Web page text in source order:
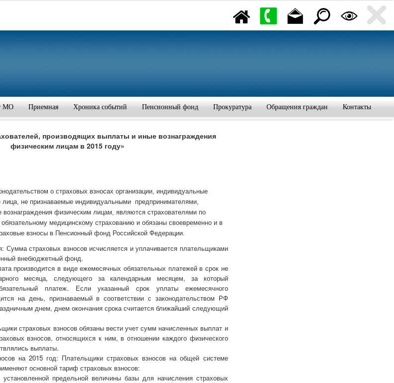
МО Приемная Хроника событий Пенсионный фонд Прокуратура Обращения граждан Контакты
производящих выплаты и иные вознаграждения
физическим лицам в 2015 году»
о страховых взносах организации, индивидуальные
лица, не признаваемые индивидуальными предпринимателями,
физическим лицам, являются страхователями по
медицинскому страхованию и обязаны своевременно и в
взносы в Пенсионный фонд Российской Федерации.
страховых взносов исчисляется и уплачивается плательщиками
внебюджетный фонд.
в виде ежемесячных обязательных платежей в срок не
месяца, следующего за календарным месяцем, за который
платеж. Если указанный срок уплаты ежемесячного
на день, признаваемый в соответствии с законодательством РФ
днем, днем окончания срока считается ближайший следующий
взносов обязаны вести учет сумм начисленных выплат и
взносов, относящихся к ним, в отношении каждого физического
выплаты.
год: Плательщики страховых взносов на общей системе
основной тариф страховых взносов:
предельной величины базы для начисления страховых